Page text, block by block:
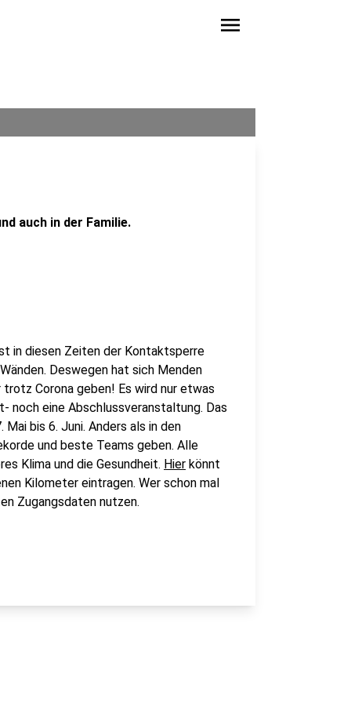
menu
auch in der Familie.
in diesen Zeiten der Kontaktsperre
Deswegen hat sich Menden
Corona geben! Es wird nur etwas
noch eine Abschlussveranstaltung. Das
bis 6. Juni. Anders als in den
und beste Teams geben. Alle
Klima und die Gesundheit. Hier könnt
Kilometer eintragen. Wer schon mal
Zugangsdaten nutzen.